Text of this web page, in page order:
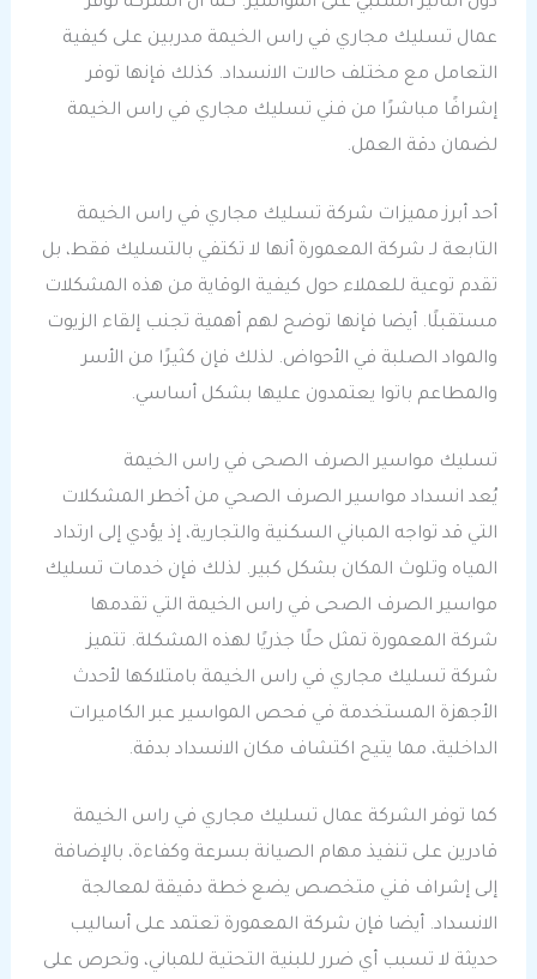
عمال تسليك مجاري في راس الخيمة مدربين على كيفية
التعامل مع مختلف حالات الانسداد. كذلك فإنها توفر
إشرافًا مباشرًا من فني تسليك مجاري في راس الخيمة
لضمان دقة العمل.
أحد أبرز مميزات شركة تسليك مجاري في راس الخيمة
التابعة لـ شركة المعمورة أنها لا تكتفي بالتسليك فقط، بل
تقدم توعية للعملاء حول كيفية الوقاية من هذه المشكلات
مستقبلًا. أيضا فإنها توضح لهم أهمية تجنب إلقاء الزيوت
والمواد الصلبة في الأحواض. لذلك فإن كثيرًا من الأسر
والمطاعم باتوا يعتمدون عليها بشكل أساسي.
تسليك مواسير الصرف الصحى في راس الخيمة
يُعد انسداد مواسير الصرف الصحي من أخطر المشكلات
التي قد تواجه المباني السكنية والتجارية، إذ يؤدي إلى ارتداد
المياه وتلوث المكان بشكل كبير. لذلك فإن خدمات تسليك
مواسير الصرف الصحى في راس الخيمة التي تقدمها
شركة المعمورة تمثل حلًا جذريًا لهذه المشكلة. تتميز
شركة تسليك مجاري في راس الخيمة بامتلاكها لأحدث
الأجهزة المستخدمة في فحص المواسير عبر الكاميرات
الداخلية، مما يتيح اكتشاف مكان الانسداد بدقة.
كما توفر الشركة عمال تسليك مجاري في راس الخيمة
قادرين على تنفيذ مهام الصيانة بسرعة وكفاءة، بالإضافة
إلى إشراف فني متخصص يضع خطة دقيقة لمعالجة
الانسداد. أيضا فإن شركة المعمورة تعتمد على أساليب
حديثة لا تسبب أي ضرر للبنية التحتية للمباني، وتحرص على